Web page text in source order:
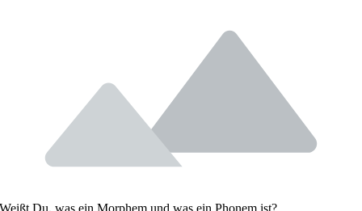
Weißt Du, was ein Morphem und was ein Phonem ist?